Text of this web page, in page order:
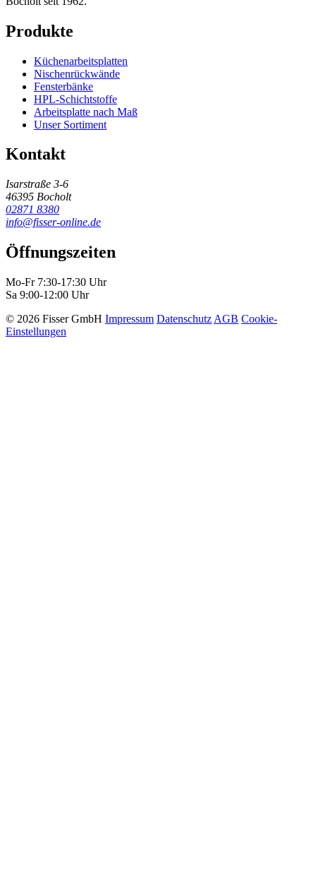
Produkte
Küchenarbeitsplatten
Nischenrückwände
Fensterbänke
HPL-Schichtstoffe
Arbeitsplatte nach Maß
Unser Sortiment
Kontakt
Isarstraße 3-6
46395 Bocholt
02871 8380
info@fisser-online.de
Öffnungszeiten
Mo-Fr 7:30-17:30 Uhr
Sa 9:00-12:00 Uhr
© 2026 Fisser GmbH Impressum Datenschutz AGB Cookie-
Einstellungen